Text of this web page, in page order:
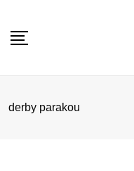
derby parakou